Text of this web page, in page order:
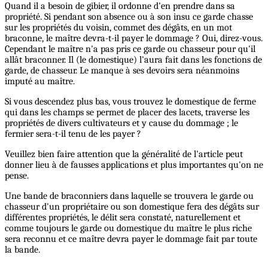
Quand il a besoin de gibier, il ordonne d'en prendre dans sa
propriété. Si pendant son absence ou à son insu ce garde chasse
sur les propriétés du voisin, commet des dégâts, en un mot
braconne, le maître devra-t-il payer le dommage ? Oui, direz-vous.
Cependant le maître n'a pas pris ce garde ou chasseur pour qu'il
allât braconner. Il (le domestique) l'aura fait dans les fonctions de
garde, de chasseur. Le manque à ses devoirs sera néanmoins
imputé au maître.
Si vous descendez plus bas, vous trouvez le domestique de ferme
qui dans les champs se permet de placer des lacets, traverse les
propriétés de divers cultivateurs et y cause du dommage ; le
fermier sera-t-il tenu de les payer ?
Veuillez bien faire attention que la généralité de l'article peut
donner lieu à de fausses applications et plus importantes qu'on ne
pense.
Une bande de braconniers dans laquelle se trouvera le garde ou
chasseur d'un propriétaire ou son domestique fera des dégâts sur
différentes propriétés, le délit sera constaté, naturellement et
comme toujours le garde ou domestique du maître le plus riche
sera reconnu et ce maître devra payer le dommage fait par toute
la bande.